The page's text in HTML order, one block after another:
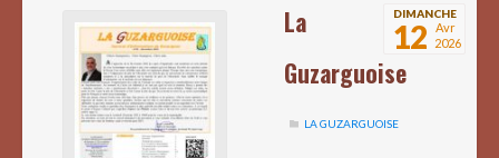
DIMANCHE
12
Avr
2026
La
Guzarguoise
LA GUZARGUOISE